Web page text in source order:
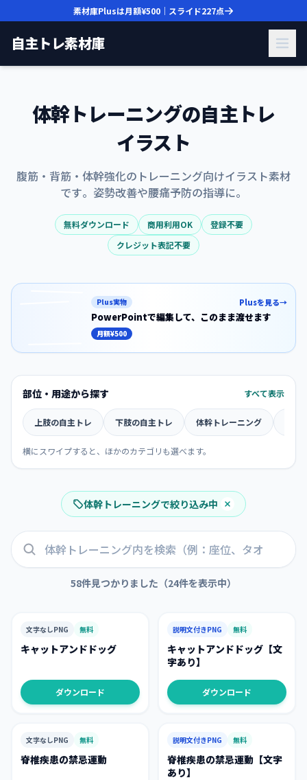
素材庫Plusは月額¥500 ｜スライド227点
自主トレ素材庫
体幹トレーニングの自主トレ
イラスト
腹筋 ・ 背筋 ・ 体幹強化の トレーニング向けイラスト素材
です。 姿勢改善や腰痛予防の指導に。
無料ダウンロード 商用利用OK
登録不要
クレジット表記不要
Plus実物 Plusを見る→
PowerPointで編集して、 このまま渡せます
この素材の文字入りスライド版を、回数や
月額¥500
部位・用途から探す すべて表示
上肢の自主トレ 下肢の自主トレ 体幹トレーニング
横にスワイプすると、ほかのカテゴリも選べます。
体幹トレーニングで絞り込み中
58件見つかりました （24件を表示中）
文字なしPNG 無料
キャットアンドドッグ
ダウンロード
説明文付きPNG 無料
キャットアンドドッグ【文
字あり】
ダウンロード
文字なしPNG 無料
脊椎疾患の禁忌運動
説明文付きPNG 無料
脊椎疾患の禁忌運動【文字
あり】